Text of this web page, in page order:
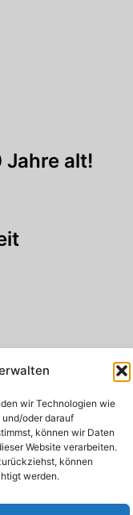
wir Technologien wie
oder darauf
können wir Daten
Website verarbeiten.
können
werden.
Jahre alt!
Suchen